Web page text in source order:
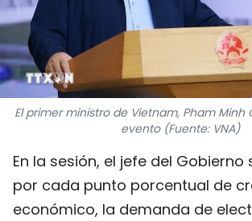
¿QUIÉNES SOMOS?
TIẾNG VIỆT
ENGLISH
中文
FRANÇAIS
РУССКИЙ
El primer ministro de Vietnam, Pham Minh
evento (Fuente: VNA)
En la sesión, el jefe del Gobierno
por cada punto porcentual de
económico, la demanda de